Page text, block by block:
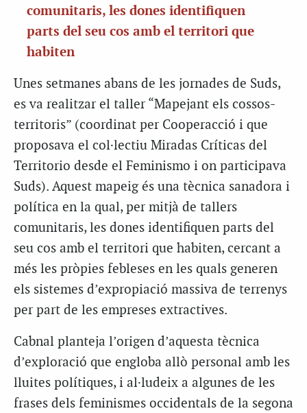
comunitaris, les dones identifiquen
parts del seu cos amb el territori que
habiten
Unes setmanes abans de les jornades de Suds,
es va realitzar el taller “Mapejant els cossos-
territoris” (coordinat per Cooperacció i que
proposava el col·lectiu Miradas Críticas del
Territorio desde el Feminismo i on participava
Suds). Aquest mapeig és una tècnica sanadora i
política en la qual, per mitjà de tallers
comunitaris, les dones identifiquen parts del
seu cos amb el territori que habiten, cercant a
més les pròpies febleses en les quals generen
els sistemes d’expropiació massiva de terrenys
per part de les empreses extractives.
Cabnal planteja l’origen d’aquesta tècnica
d’exploració que engloba allò personal amb les
lluites polítiques, i al·ludeix a algunes de les
frases dels feminismes occidentals de la segona